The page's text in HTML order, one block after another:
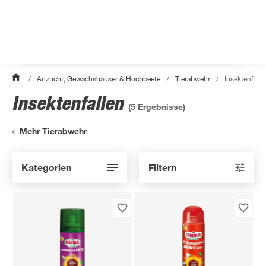
/ Anzucht, Gewächshäuser & Hochbeete / Tierabwehr /
Insektenfallen (5 Ergebnisse)
Mehr Tierabwehr
Kategorien Filtern